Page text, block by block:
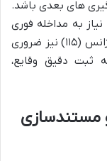
های بعدی باشد.
به مداخله فوری
پزشکی وجود دارد. در این صورت، تماس با اورژانس (۱۱۵) نیز ضروری
دقیق وقایع،
مستندسازی